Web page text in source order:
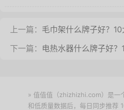
上一篇： 毛巾架什么牌子好？
下一篇： 电热水器什么牌子好
» 值值值（zhizhizhi.com）是一
和低质量数据后，每日同步推荐